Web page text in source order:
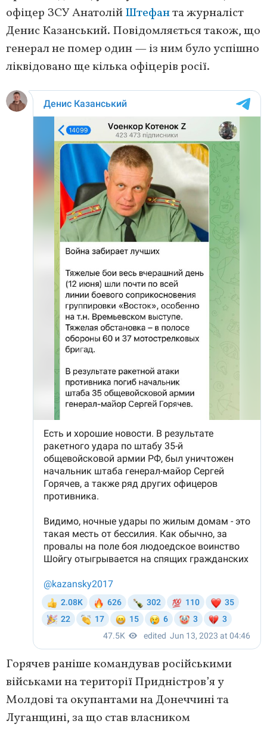
офіцер ЗСУ АнатолійШтефанта журналіст
Денис Казанський. Повідомляється також, що
генерал не помер один — із ним було успішно
ліквідовано ще кілька офіцерів росії.
Горячев раніше командував російськими
військами на території Придністров’я у
Молдові та окупантами на Донеччині та
Луганщині, за що став власником